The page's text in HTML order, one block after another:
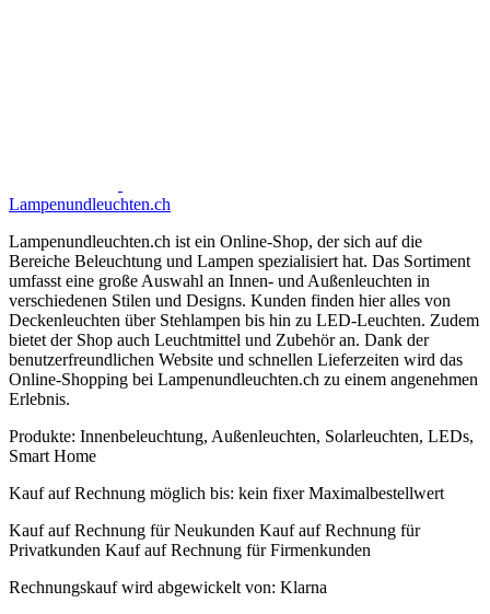
Lampenundleuchten.ch
Lampenundleuchten.ch ist ein Online-Shop, der sich auf die
Bereiche Beleuchtung und Lampen spezialisiert hat. Das Sortiment
umfasst eine große Auswahl an Innen- und Außenleuchten in
verschiedenen Stilen und Designs. Kunden finden hier alles von
Deckenleuchten über Stehlampen bis hin zu LED-Leuchten. Zudem
bietet der Shop auch Leuchtmittel und Zubehör an. Dank der
benutzerfreundlichen Website und schnellen Lieferzeiten wird das
Online-Shopping bei Lampenundleuchten.ch zu einem angenehmen
Erlebnis.
Produkte: Innenbeleuchtung, Außenleuchten, Solarleuchten, LEDs,
Smart Home
Kauf auf Rechnung möglich bis: kein fixer Maximalbestellwert
Kauf auf Rechnung für Neukunden Kauf auf Rechnung für
Privatkunden Kauf auf Rechnung für Firmenkunden
Rechnungskauf wird abgewickelt von: Klarna